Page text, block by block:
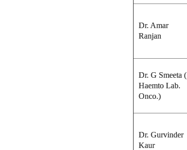
Dr. Amar
Ranjan
Dr. G Smeeta (
Haemto Lab.
Onco.)
Dr. Gurvinder
Kaur